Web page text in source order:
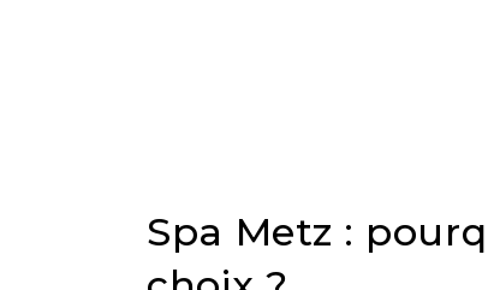
Spa Metz :